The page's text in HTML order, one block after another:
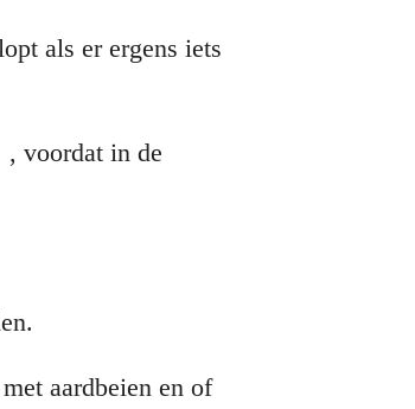
als er ergens iets
voordat in de
aardbeien en of